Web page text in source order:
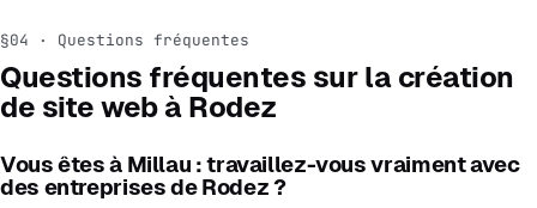
§04 · Questions fréquentes
Questions fréquentes sur la création
de site web à Rodez
Vous êtes à Millau : travaillez-vous vraiment avec
des entreprises de Rodez ?